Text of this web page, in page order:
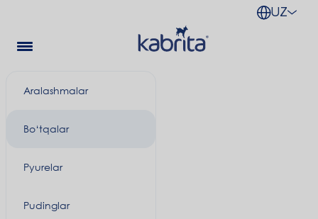
UZ
Aralashmalar
Bo‘tqalar
Pyurelar
Pudinglar